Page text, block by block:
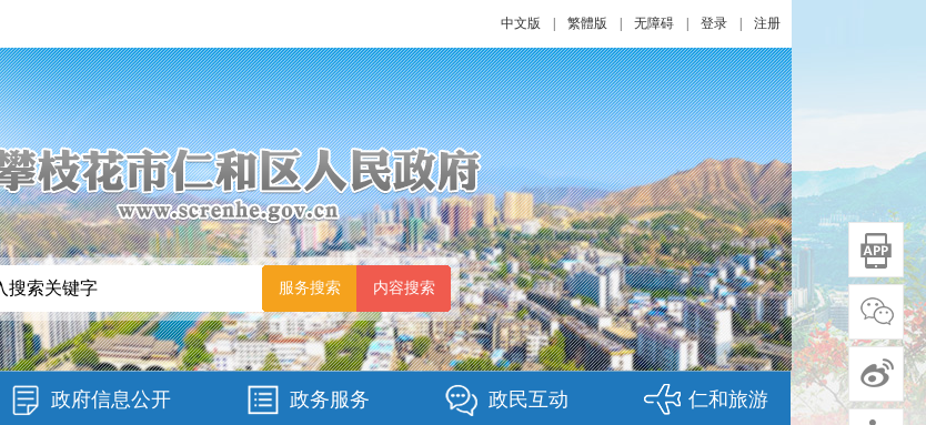
中文版 繁體版 无障碍 登录 注册
政府信息公开 政务服务 政民互动 仁和旅游